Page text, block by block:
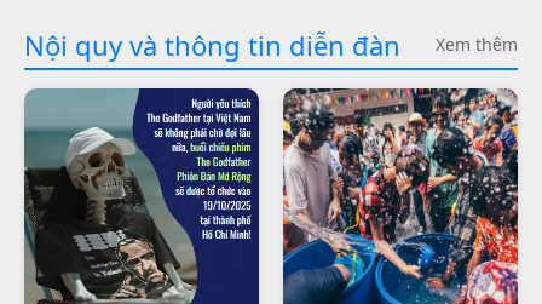
Nội quy và thông tin diễn đàn Xem thêm